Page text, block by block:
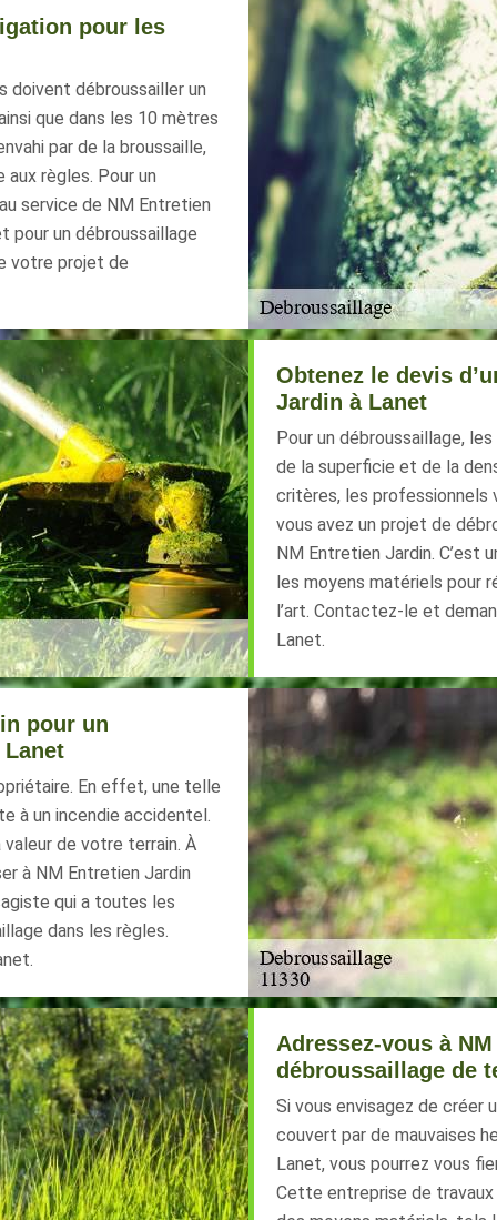
pour les
débroussailler un
que dans les 10 mètres
par de la broussaille,
règles. Pour un
service de NM Entretien
pour un débroussaillage
votre projet de
Obtenez le devis
Jardin à Lanet
Pour un débroussaillage,
de la superficie et de la
critères, les professionnels
vous avez un projet de
NM Entretien Jardin. C’est
les moyens matériels pour
l’art. Contactez-le et
Lanet.
pour un
En effet, une telle
à un incendie accidentel.
de votre terrain. À
à NM Entretien Jardin
qui a toutes les
dans les règles.
Adressez-vous à
débroussaillage de
Si vous envisagez de créer
couvert par de mauvaises
Lanet, vous pourrez vous
Cette entreprise de travaux